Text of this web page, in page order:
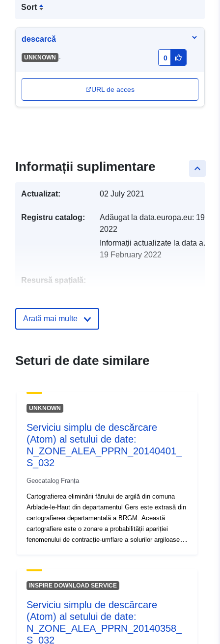
Sort
descarcă
UNKNOWN - 0
URL de acces
keyboard_arrow_up
Informații suplimentare
Actualizat: 02 July 2021
Registru catalog: Adăugat la data.europa.eu: 19
2022
Informații actualizate la data
19 February 2022
Resursă spațială:
30def605a00a
Tip:
Resursă:
http://inspire.ec.europa.eu/
codelist/ResourceType/services
Arată mai multe
Seturi de date similare
UNKNOWN
Serviciu simplu de descărcare
(Atom) al setului de date:
N_ZONE_ALEA_PPRN_20140401_
S_032
Geocatalog Franța
Cartografierea eliminării fânului de argilă din comuna
Arblade-le-Haut din departamentul Gers este extrasă din
cartografierea departamentală a BRGM. Această
cartografiere este o zonare a probabilității apariției
fenomenului de contracție-umflare a solurilor argiloase.
hărțile geologice ale departamentului, care au fost
interpretate ținând seama de următorii factori pentru
argilos în cadrul formării (analiză litică); — proporția de
minerale suflate în faza de argilă (compoziția minerală);
comportamentul geotehnic al materialului. Pentru fiecare
dintre formațiunile de argilă identificate, nivelul de pericol
INSPIRE DOWNLOAD SERVICE
Serviciu simplu de descărcare
(Atom) al setului de date:
N_ZONE_ALEA_PPRN_20140358_
S_032